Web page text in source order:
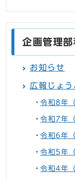
企画管理
お知らせ
広報じょう
令和8年
令和7年
令和6年
令和5年
令和4年